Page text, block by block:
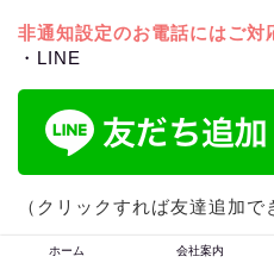
非通知設定のお電話にはご対
・LINE
（クリックすれば友達追加で
ホーム 会社案内